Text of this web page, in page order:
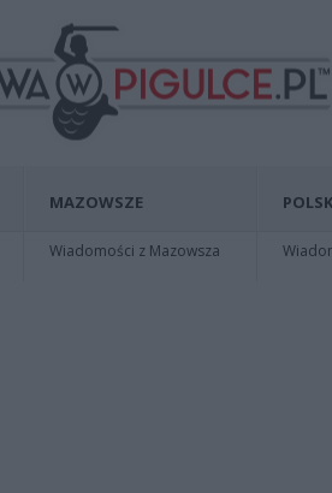
MAZOWSZE
Wiadomości z Mazowsza